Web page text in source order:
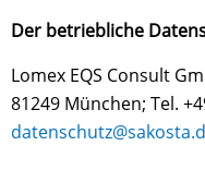
Der betriebliche
Lomex EQS Consult
81249 München; Tel.